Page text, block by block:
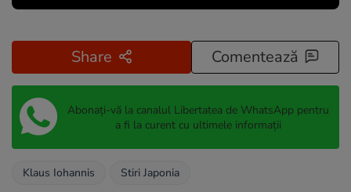
Share Comentează
Abonați-vă la canalul Libertatea de WhatsApp pentru
a fi la curent cu ultimele informații
Klaus Iohannis Stiri Japonia